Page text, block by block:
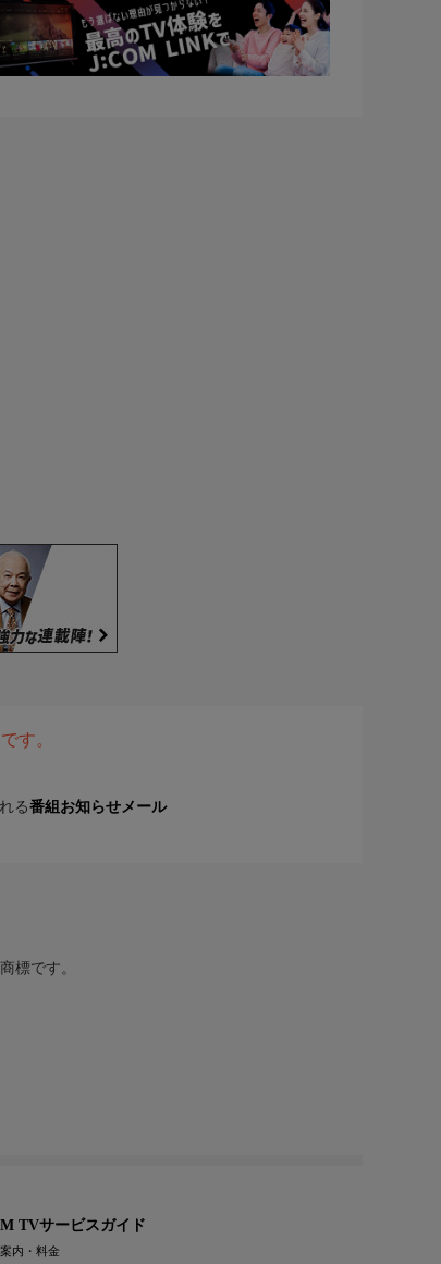
す。
る番組お知らせメール
標です。
TVサービスガイド
内・料金